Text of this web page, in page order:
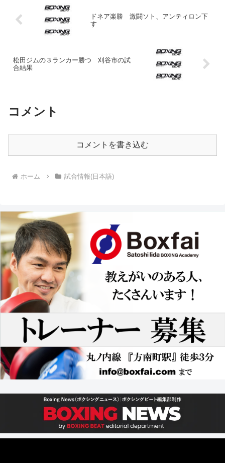
ドネア楽勝 激闘ソト、アンティロン下
す
松田ジムの３ランカー勝つ 刈谷市の試
合結果
コメント
コメントを書き込む
ホーム 試合情報(日本語)